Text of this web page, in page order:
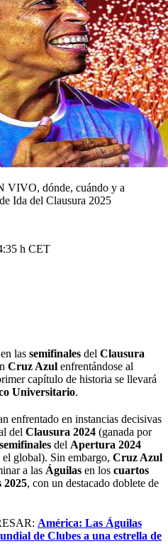
VIVO, dónde, cuándo y a
Ida del Clausura 2025
h CET
las semifinales del Clausura
Cruz Azul enfrentándose al
capítulo de historia se llevará
Universitario.
enfrentado en instancias decisivas
del Clausura 2024 (ganada por
semifinales del Apertura 2024
global). Sin embargo, Cruz Azul
a las Águilas en los cuartos
2025, con un destacado doblete de
América: Las Águilas
de Clubes a una estrella de